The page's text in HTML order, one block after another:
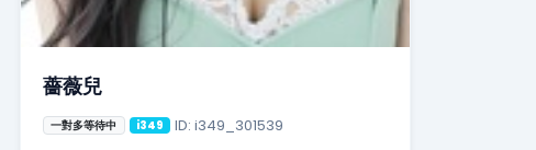
薔薇兒
一對多等待中 i349 ID: i349_301539